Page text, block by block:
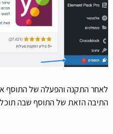
לאחר התקנה והפעלה של התוסף
התיבה הזאת של התוסף שבה